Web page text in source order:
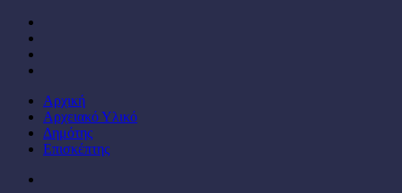
Close
Menu
Αρχική
Αρχειακό Υλικό
Δημότης
Επισκέπτης